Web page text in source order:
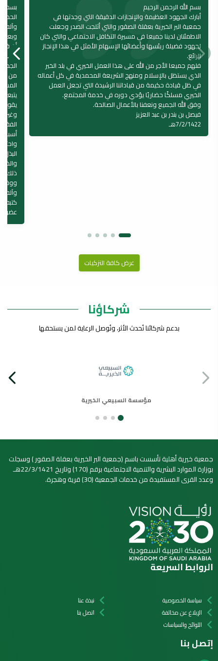
بسم الله الرحمن الرحيم
أبارك الجهود العظيمة والإنجازات الدقيقة التي وجدتها في
جمعية البر الخيرية بعقلة الصقور والتي أثلجت الصدر وجعلت
الاطمئنان لدينا جميعا في مسيرة التكافل الاجتماعي والتي كان
لجهود فضيلة ريئسها وأعضائها الإسهام الأمثل في هذا الإنجاز
الرائع.
فلهم جميعا الأجر من الله على هذا العمل الخيري في بلد الخير
الذي يستظل بالإسلام ومنهج الشريعة المحمدية في كل أعماله
في ظل قيادة حكيمة من قياداتنا الرشيدة التي تجعل العمل
الخيري مسلكًا حضاريًا يؤدي دوره في خدمة المجتمع.
وفق الله الجميع ونعفنا بالأعمال الصالحة.
فيصل بن بندر بن عبد العزيز
7/2/1422هـ
بسم
وآله
أن
من
وغير
ذلك
ووقف
وآله
كتبه
عضو
عرض كافة التزكيات
شركاؤنا
بدعم شركائنا نُحدث الأثر، ونُوصل الرعاية لمن يستحقها
مؤسسة السبيعي الخيرية
جمعية خيرية أهلية تأسست باسم (جمعية البر الخيرية بعقلة الصقور ) وسجلت
بوزارة الموارد البشرية والتنمية الاجتماعية برقم (170) وتاريخ 22/3/1421هـ
وعدد القرى المستفيدة من خدمات الجمعية (30) قرية وهجرة.
الروابط السريعة
سياسة الخصوصية
الإبلاغ عن مخالفة
اللوائح والسياسات
نبذة عنا
اتصل بنا
إتصل بنا